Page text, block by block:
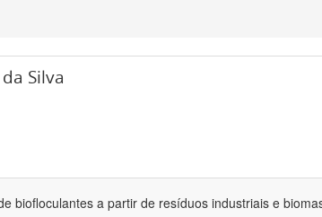
Silva
biofloculantes a partir de resíduos industriais e